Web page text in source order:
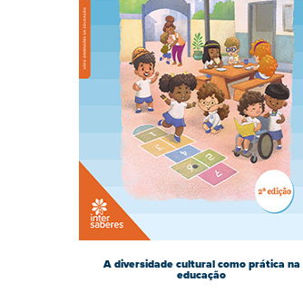
A diversidade cultural como prática na
educação